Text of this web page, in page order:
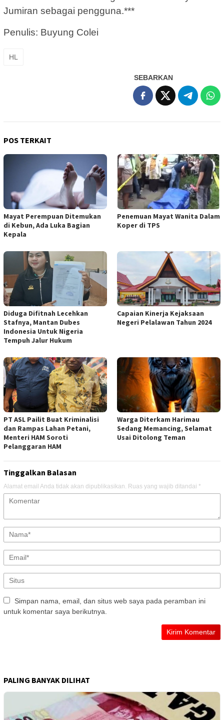
Jumiran sebagai pengguna.***
Penulis: Buyung Colei
HL
SEBARKAN
POS TERKAIT
Mayat Perempuan Ditemukan
di Kebun, Ada Luka Bagian
Kepala
Penemuan Mayat Wanita Dalam
Koper di TPS
Diduga Difitnah Lecehkan
Stafnya, Mantan Dubes
Indonesia Untuk Nigeria
Tempuh Jalur Hukum
Capaian Kinerja Kejaksaan
Negeri Pelalawan Tahun 2024
PT ASL Pailit Buat Kriminalisi
dan Rampas Lahan Petani,
Menteri HAM Soroti
Pelanggaran HAM
Warga Diterkam Harimau
Sedang Memancing, Selamat
Usai Ditolong Teman
Tinggalkan Balasan
Alamat email Anda tidak akan dipublikasikan. Ruas yang wajib ditandai *
Simpan nama, email, dan situs web saya pada peramban ini
untuk komentar saya berikutnya.
PALING BANYAK DILIHAT